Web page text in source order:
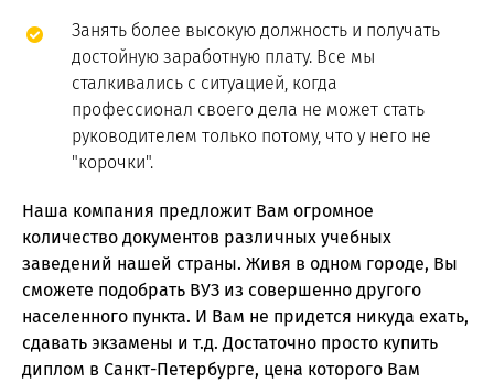
Занять более высокую должность и получать
достойную заработную плату. Все мы
сталкивались с ситуацией, когда
профессионал своего дела не может стать
руководителем только потому, что у него не
"корочки".
Наша компания предложит Вам огромное
количество документов различных учебных
заведений нашей страны. Живя в одном городе, Вы
сможете подобрать ВУЗ из совершенно другого
населенного пункта. И Вам не придется никуда ехать,
сдавать экзамены и т.д. Достаточно просто купить
диплом в Санкт-Петербурге, цена которого Вам